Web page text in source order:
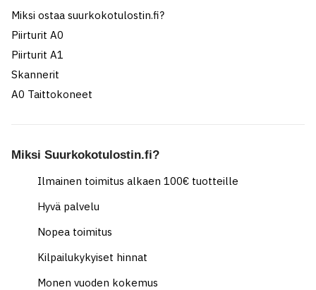
Miksi ostaa suurkokotulostin.fi?
Piirturit A0
Piirturit A1
Skannerit
A0 Taittokoneet
Miksi Suurkokotulostin.fi?
Ilmainen toimitus alkaen 100€ tuotteille
Hyvä palvelu
Nopea toimitus
Kilpailukykyiset hinnat
Monen vuoden kokemus